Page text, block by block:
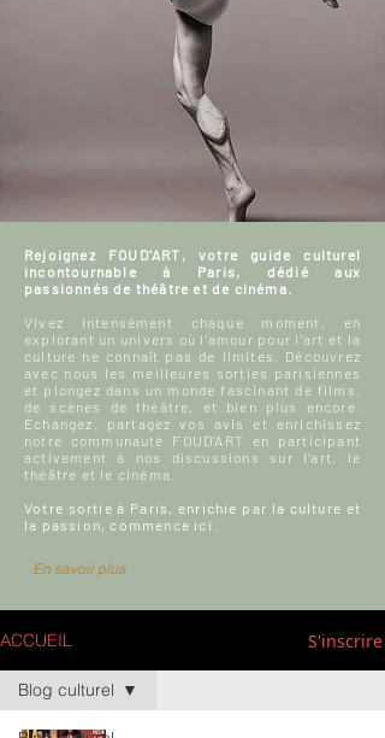
Rejoignez FOUD'ART, votre guide culturel
incontournable à Paris, dédié aux
passionnés de théâtre et de cinéma.
Vivez intensément chaque moment, en
explorant un univers où l'amour pour l'art et la
culture ne connaît pas de limites. Découvrez
avec nous les meilleures sorties parisiennes
et plongez dans un monde fascinant de films,
de scènes de théâtre, et bien plus encore.
Échangez, partagez vos avis et enrichissez
notre communauté FOUD'ART en participant
activement à nos discussions sur l’art, le
théâtre et le cinéma.
Votre sortie à Paris, enrichie par la culture et
la passion, commence ici.
En savoir plus
ACCUEIL S'inscrire
Blog culturel